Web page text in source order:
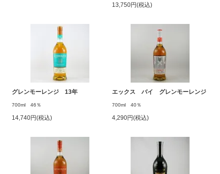
13,750円(税込)
グレンモーレンジ 13年
700ml 46％
14,740円(税込)
エックス バイ グレンモーレンジ
700ml 40％
4,290円(税込)